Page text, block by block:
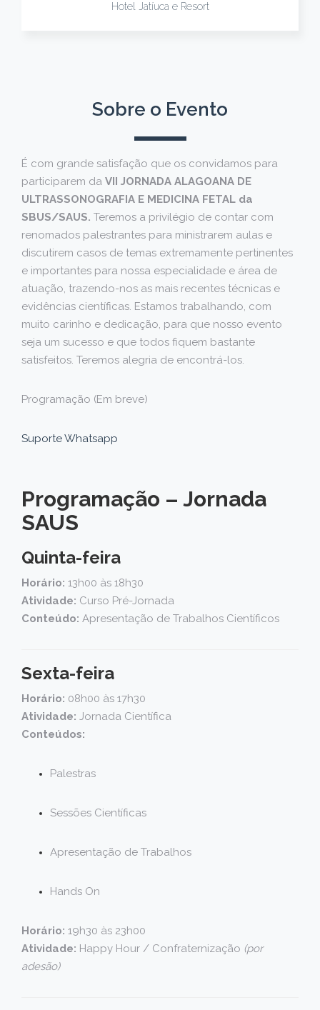
Hotel Jatíuca e Resort
Sobre o Evento
É com grande satisfação que os convidamos para
participarem da VII JORNADA ALAGOANA DE
ULTRASSONOGRAFIA E MEDICINA FETAL da
SBUS/SAUS. Teremos a privilégio de contar com
renomados palestrantes para ministrarem aulas e
discutirem casos de temas extremamente pertinentes
e importantes para nossa especialidade e área de
atuação, trazendo-nos as mais recentes técnicas e
evidências científicas. Estamos trabalhando, com
muito carinho e dedicação, para que nosso evento
seja um sucesso e que todos fiquem bastante
satisfeitos. Teremos alegria de encontrá-los.
Programação (Em breve)
Suporte Whatsapp
Programação – Jornada
SAUS
Quinta-feira
Horário: 13h00 às 18h30
Atividade: Curso Pré-Jornada
Conteúdo: Apresentação de Trabalhos Científicos
Sexta-feira
Horário: 08h00 às 17h30
Atividade: Jornada Científica
Conteúdos:
Palestras
Sessões Científicas
Apresentação de Trabalhos
Hands On
Horário: 19h30 às 23h00
Atividade: Happy Hour / Confraternização (por
adesão)